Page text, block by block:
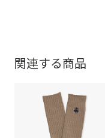
関連する商品